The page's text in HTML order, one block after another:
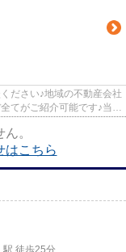
ださい♪地域の不動産会社
てがご紹介可能です♪当店
。
はこちら
駅 徒歩25分